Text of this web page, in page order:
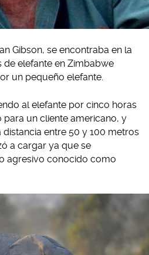
Gibson, se encontraba en la
elefante en Zimbabwe
un pequeño elefante.
al elefante por cinco horas
un cliente americano, y
entre 50 y 100 metros
a cargar ya que se
agresivo conocido como